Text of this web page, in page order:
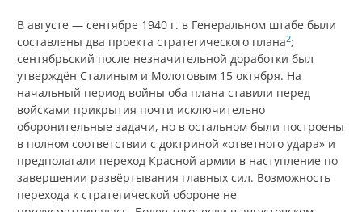
В августе — сентябре 1940 г. в Генеральном штабе были
составлены два проекта стратегического плана2;
сентябрьский после незначительной доработки был
утверждён Сталиным и Молотовым 15 октября. На
начальный период войны оба плана ставили перед
войсками прикрытия почти исключительно
оборонительные задачи, но в остальном были построены
в полном соответствии с доктриной «ответного удара» и
предполагали переход Красной армии в наступление по
завершении развёртывания главных сил. Возможность
перехода к стратегической обороне не